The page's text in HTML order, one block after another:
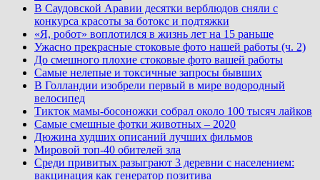
В Саудовской Аравии десятки верблюдов сняли с
конкурса красоты за ботокс и подтяжки
«Я, робот» воплотился в жизнь лет на 15 раньше
Ужасно прекрасные стоковые фото нашей работы (ч. 2)
До смешного плохие стоковые фото вашей работы
Самые нелепые и токсичные запросы бывших
В Голландии изобрели первый в мире водородный
велосипед
Тикток мамы-босоножки собрал около 100 тысяч лайков
Самые смешные фотки животных – 2020
Дюжина худших описаний лучших фильмов
Мировой топ-40 обителей зла
Среди привитых разыграют 3 деревни с населением:
вакцинация как генератор позитива